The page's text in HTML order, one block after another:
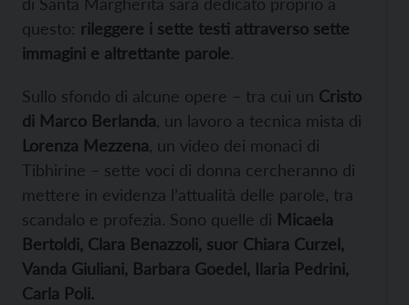
questo: rileggere i sette testi attraverso sette
immagini e altrettante parole.
Sullo sfondo di alcune opere – tra cui un Cristo
di Marco Berlanda , un lavoro a tecnica mista di
Lorenza Mezzena , un video dei monaci di
Tibhirine – sette voci di donna cercheranno di
mettere in evidenza l’attualità delle parole, tra
scandalo e profezia. Sono quelle di Micaela
Bertoldi, Clara Benazzoli, suor Chiara Curzel,
Vanda Giuliani, Barbara Goedel, Ilaria Pedrini,
Carla Poli.